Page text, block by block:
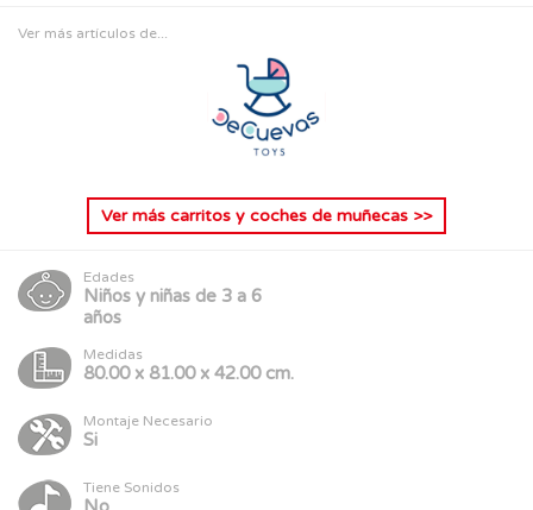
Ver más artículos de...
Ver más carritos y coches de muñecas >>
Edades
Niños y niñas de 3 a 6
años
Medidas
80.00 x 81.00 x 42.00 cm.
Montaje Necesario
Si
Tiene Sonidos